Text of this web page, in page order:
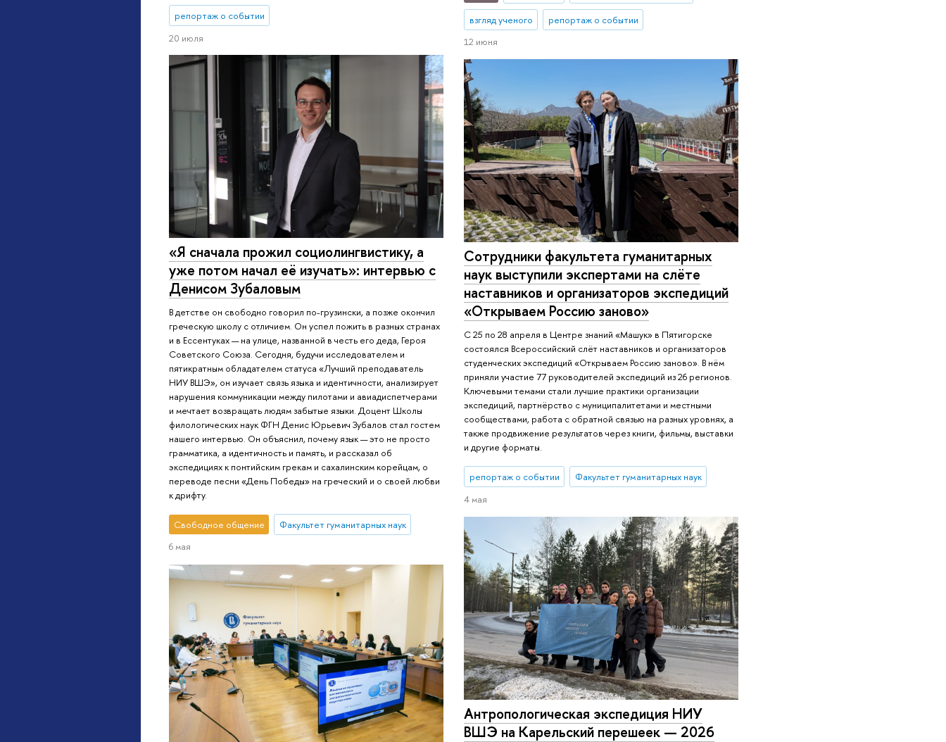
репортаж о событии
20 июля
взгляд ученого
репортаж о событии
12 июня
«Я сначала прожил социолингвистику, а
уже потом начал её изучать»: интервью с
Денисом Зубаловым
В детстве он свободно говорил по-грузински, а позже окончил
греческую школу с отличием. Он успел пожить в разных странах
и в Ессентуках — на улице, названной в честь его деда, Героя
Советского Союза. Сегодня, будучи исследователем и
пятикратным обладателем статуса «Лучший преподаватель
НИУ ВШЭ», он изучает связь языка и идентичности, анализирует
нарушения коммуникации между пилотами и авиадиспетчерами
и мечтает возвращать людям забытые языки. Доцент Школы
филологических наук ФГН Денис Юрьевич Зубалов стал гостем
нашего интервью. Он объяснил, почему язык — это не просто
грамматика, а идентичность и память, и рассказал об
экспедициях к понтийским грекам и сахалинским корейцам, о
переводе песни «День Победы» на греческий и о своей любви
к дрифту.
Свободное общение
Факультет гуманитарных наук
6 мая
Сотрудники факультета гуманитарных
наук выступили экспертами на слёте
наставников и организаторов экспедиций
«Открываем Россию заново»
С 25 по 28 апреля в Центре знаний «Машук» в Пятигорске
состоялся Всероссийский слёт наставников и организаторов
студенческих экспедиций «Открываем Россию заново». В нём
приняли участие 77 руководителей экспедиций из 26 регионов.
Ключевыми темами стали лучшие практики организации
экспедиций, партнёрство с муниципалитетами и местными
сообществами, работа с обратной связью на разных уровнях, а
также продвижение результатов через книги, фильмы, выставки
и другие форматы.
репортаж о событии
Факультет гуманитарных наук
4 мая
Антропологическая экспедиция НИУ
ВШЭ на Карельский перешеек — 2026